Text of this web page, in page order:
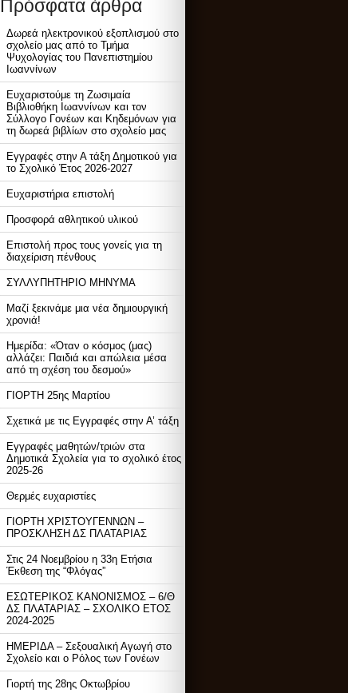
Πρόσφατα άρθρα
Δωρεά ηλεκτρονικού εξοπλισμού στο
σχολείο μας από το Τμήμα
Ψυχολογίας του Πανεπιστημίου
Ιωαννίνων
Ευχαριστούμε τη Ζωσιμαία
Βιβλιοθήκη Ιωαννίνων και τον
Σύλλογο Γονέων και Κηδεμόνων για
τη δωρεά βιβλίων στο σχολείο μας
Εγγραφές στην Α τάξη Δημοτικού για
το Σχολικό Έτος 2026-2027
Ευχαριστήρια επιστολή
Προσφορά αθλητικού υλικού
Επιστολή προς τους γονείς για τη
διαχείριση πένθους
ΣΥΛΛΥΠΗΤΗΡΙΟ ΜΗΝΥΜΑ
Μαζί ξεκινάμε μια νέα δημιουργική
χρονιά!
Ημερίδα: «Όταν ο κόσμος (μας)
αλλάζει: Παιδιά και απώλεια μέσα
από τη σχέση του δεσμού»
ΓΙΟΡΤΗ 25ης Μαρτίου
Σχετικά με τις Εγγραφές στην Α’ τάξη
Εγγραφές μαθητών/τριών στα
Δημοτικά Σχολεία για το σχολικό έτος
2025-26
Θερμές ευχαριστίες
ΓΙΟΡΤΗ ΧΡΙΣΤΟΥΓΕΝΝΩΝ –
ΠΡΟΣΚΛΗΣΗ ΔΣ ΠΛΑΤΑΡΙΑΣ
Στις 24 Νοεμβρίου η 33η Ετήσια
Έκθεση της “Φλόγας”
ΕΣΩΤΕΡΙΚΟΣ ΚΑΝΟΝΙΣΜΟΣ – 6/Θ
ΔΣ ΠΛΑΤΑΡΙΑΣ – ΣΧΟΛΙΚΟ ΕΤΟΣ
2024-2025
ΗΜΕΡΙΔΑ – Σεξουαλική Αγωγή στο
Σχολείο και ο Ρόλος των Γονέων
Γιορτή της 28ης Οκτωβρίου